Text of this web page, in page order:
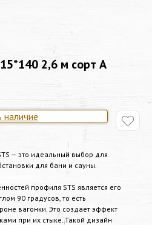
2,6 м сорт А
наличие
— это идеальный выбор для
для бани и сауны.
профиля STS является его
90 градусов, то есть
вагонки. Это создает эффект
при их стыке. Такой дизайн